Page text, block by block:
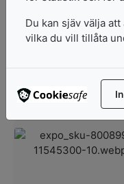
85kr
Lägg i varukorg
Du kan sjäv välja
vilka du vill tillåta